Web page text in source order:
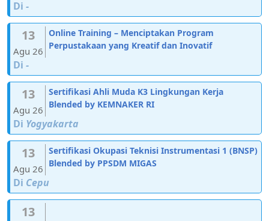
Di -
13
Agu 26
Online Training – Menciptakan Program
Perpustakaan yang Kreatif dan Inovatif
Di -
13
Agu 26
Sertifikasi Ahli Muda K3 Lingkungan Kerja
Blended by KEMNAKER RI
Di Yogyakarta
13
Agu 26
Sertifikasi Okupasi Teknisi Instrumentasi 1 (BNSP)
Blended by PPSDM MIGAS
Di Cepu
13